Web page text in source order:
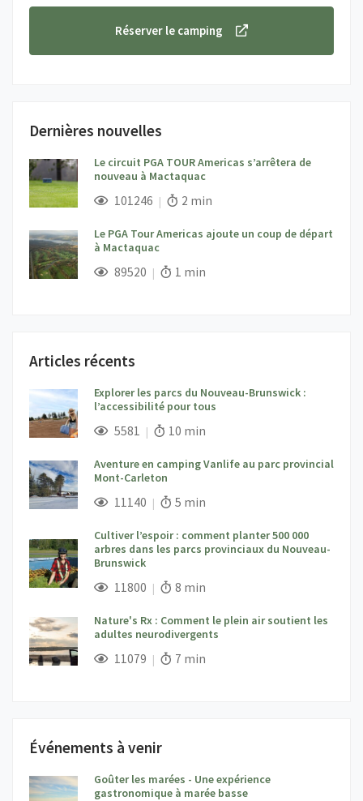
Réserver le camping
Dernières nouvelles
Le circuit PGA TOUR Americas s’arrêtera de
nouveau à Mactaquac
; 101246 Vues; Temps de lecture:
2 min
Le PGA Tour Americas ajoute un coup de départ
à Mactaquac
; 89520 Vues; Temps de lecture:
1 min
Articles récents
Explorer les parcs du Nouveau-Brunswick :
l’accessibilité pour tous
; 5581 Vues; Temps de lecture:
10 min
Aventure en camping Vanlife au parc provincial
Mont-Carleton
; 11140 Vues; Temps de lecture:
5 min
Cultiver l’espoir : comment planter 500 000
arbres dans les parcs provinciaux du Nouveau-
Brunswick
; 11800 Vues; Temps de lecture:
8 min
Nature's Rx : Comment le plein air soutient les
adultes neurodivergents
; 11079 Vues; Temps de lecture:
7 min
Événements à venir
Goûter les marées - Une expérience
gastronomique à marée basse;